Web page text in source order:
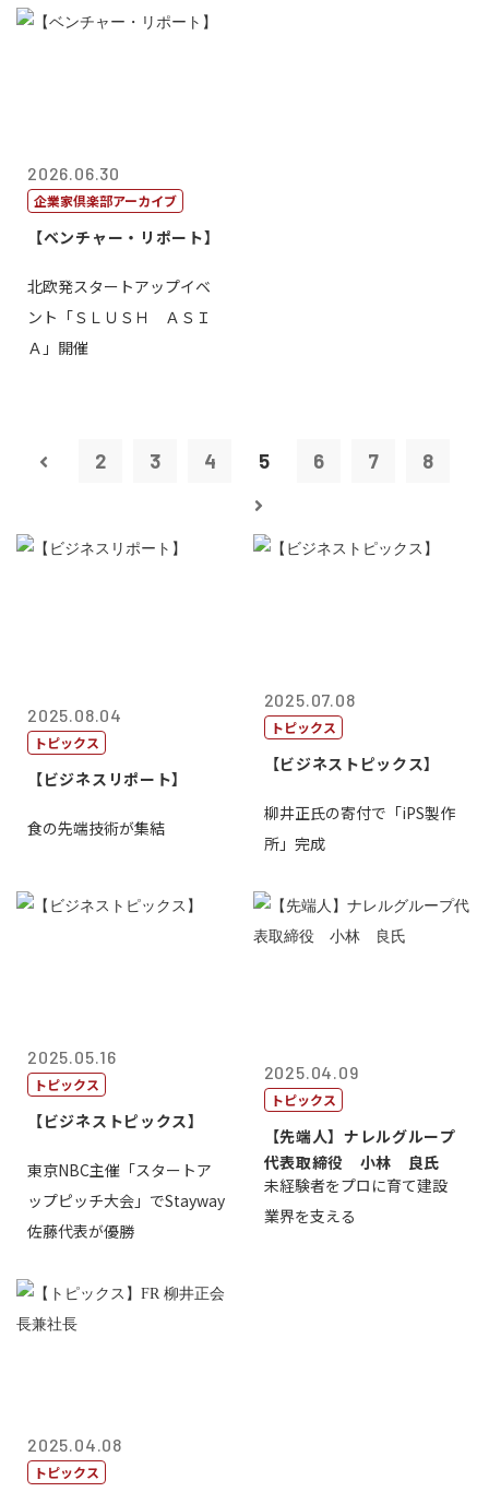
2026.06.30
企業家倶楽部アーカイブ
【ベンチャー・リポート】
北欧発スタートアップイベ
ント「ＳＬＵＳＨ ＡＳＩ
Ａ」開催
2 3 4 5 6 7 8
2025.08.04
トピックス
【ビジネスリポート】
食の先端技術が集結
2025.07.08
トピックス
【ビジネストピックス】
柳井正氏の寄付で「iPS製作
所」完成
2025.05.16
トピックス
【ビジネストピックス】
東京NBC主催「スタートア
ップピッチ大会」でStayway
佐藤代表が優勝
2025.04.09
トピックス
【先端人】ナレルグループ
代表取締役 小林 良氏
未経験者をプロに育て建設
業界を支える
2025.04.08
トピックス